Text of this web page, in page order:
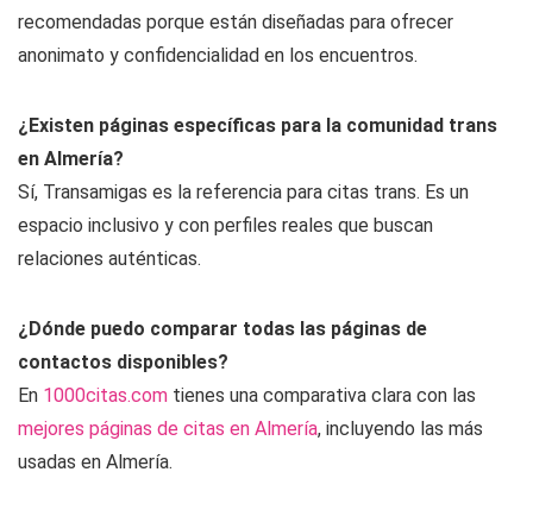
recomendadas porque están diseñadas para ofrecer
anonimato y confidencialidad en los encuentros.
¿Existen páginas específicas para la comunidad trans
en Almería?
Sí, Transamigas es la referencia para citas trans. Es un
espacio inclusivo y con perfiles reales que buscan
relaciones auténticas.
¿Dónde puedo comparar todas las páginas de
contactos disponibles?
En 1000citas.com tienes una comparativa clara con las
mejores páginas de citas en Almería, incluyendo las más
usadas en Almería.